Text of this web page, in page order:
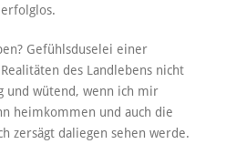
Gefühlsduselei einer
des Landlebens nicht
und wütend, wenn ich mir
heimkommen und auch die
zersägt daliegen sehen werde.